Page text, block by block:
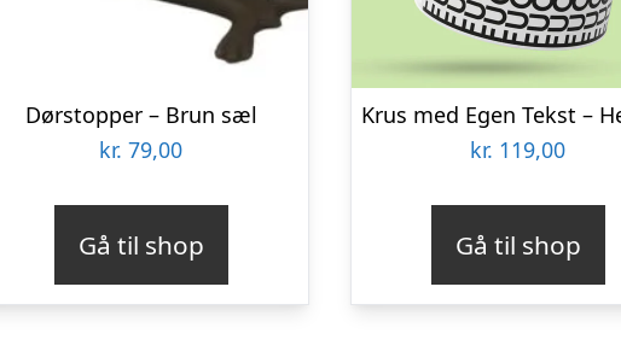
Dørstopper – Brun sæl
kr. 79,00
Gå til shop
kr. 119,00
Gå til shop